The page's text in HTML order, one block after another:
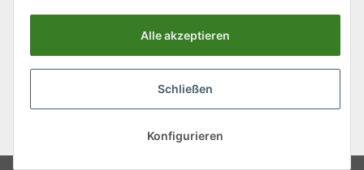
Tel.:0043 (0) 4262 50900
office@cncshop.at
* Alle Preise inkl. gesetzlicher USt., zzgl.Versand, zzgl.
Alle akzeptieren
Schließen
Konfigurieren